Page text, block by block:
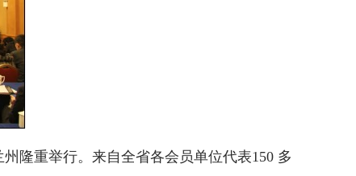
隆重举行。来自全省各会员单位代表150 多